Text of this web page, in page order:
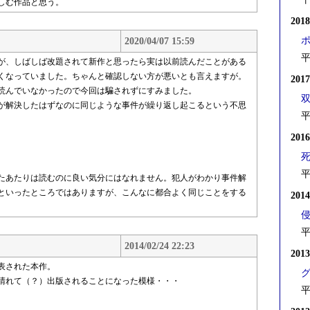
作品と思う。
2020/04/07 15:59
しばしば改題されて新作と思ったら実は以前読んだことがある
っていました。ちゃんと確認しない方が悪いとも言えますが。
でいなかったので今回は騙されずにすみました。
決したはずなのに同じような事件が繰り返し起こるという不思
たりは読むのに良い気分にはなれません。犯人がわかり事件解
ったところではありますが、こんなに都合よく同じことをする
2014/02/24 22:23
れた本作。
て（？）出版されることになった模様・・・